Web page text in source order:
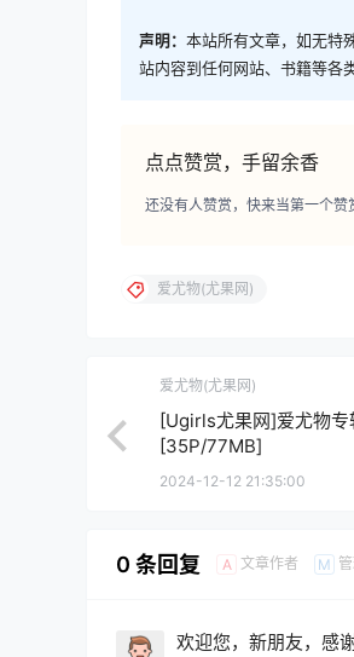
声明： 本站所有文章，如无特
站内容到任何网站、书籍等各
点点赞赏，手留余香
还没有人赞赏，快来当第一个赞
爱尤物(尤果网)
爱尤物(尤果网)
[Ugirls尤果网]爱尤物
[35P/77MB]
2024-12-12 21:35:00
0 条回复 A 文章作者 M
欢迎您，新朋友，感